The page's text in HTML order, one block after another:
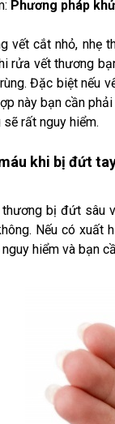
Phương pháp
vết cắt nhỏ, nhẹ
rửa vết thương
Đặc biệt nếu
này bạn cần phải
rất nguy hiểm.
khi bị đứt
bị đứt sâu
Nếu có xuất
hiểm và bạn